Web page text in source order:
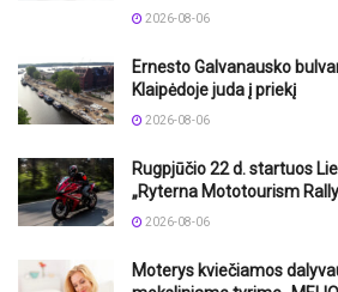
2026-08-06
Ernesto Galvanausko
Klaipėdoje juda į priekį
2026-08-06
Rugpjūčio 22 d. startuos
„Ryterna Mototourism
2026-08-06
Moterys kviečiamos